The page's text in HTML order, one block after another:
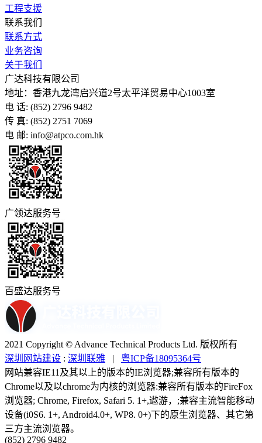
工程支援
联系我们
联系方式
业务咨询
关于我们
广达科技有限公司
地址：香港九龙湾启兴道2号太平洋贸易中心1003室
电 话: (852) 2796 9482
传 真: (852) 2751 7069
电 邮: info@atpco.com.hk
广领达服务号
百盛达服务号
2021 Copyright © Advance Technical Products Ltd. 版权所有
深圳网站建设 : 深圳联雅 |
粤ICP备18095364号
网站兼容IE11及其以上的版本的IE浏览器;兼容所有版本的
Chrome以及以chrome为内核的浏览器:兼容所有版本的FireFox
浏览器; Chrome, Firefox, Safari 5. 1+,遨游，;兼容主流智能移动
设备(i0S6. 1+, Android4.0+, WP8. 0+)下的原生浏览器、其它第
三方主流浏览器。
(852) 2796 9482